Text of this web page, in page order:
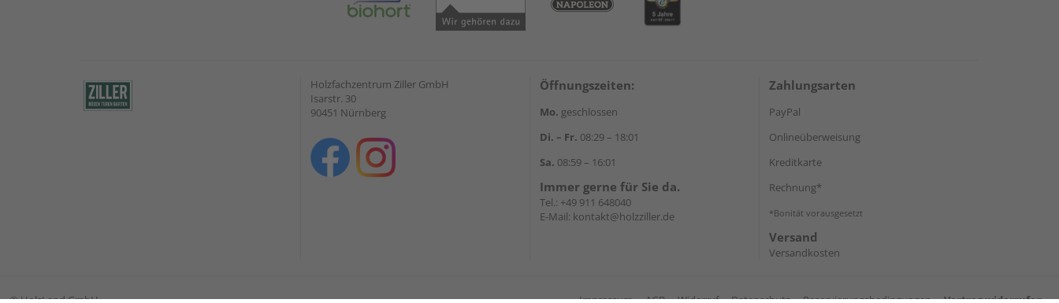
Holzfachzentrum Ziller GmbH
Isarstr. 30
90451 Nürnberg
Öffnungszeiten:
Mo. geschlossen
Di. – Fr. 08:29 – 18:01
Sa. 08:59 – 16:01
Immer gerne für Sie da.
Tel.: +49 911 648040
E-Mail: kontakt@holzziller.de
Zahlungsarten
PayPal
Onlineüberweisung
Kreditkarte
Rechnung*
*Bonität vorausgesetzt
Versand
Versandkosten
©HolzLand GmbH Impressum AGB Widerruf Datenschutz Reservierungsbedingungen Vertrag widerrufen